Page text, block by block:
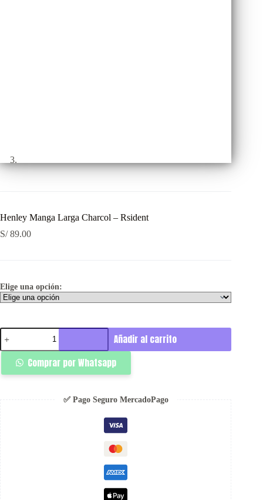
Henley Manga Larga Charcol – Rsident
S/89.00
Elige una opción:
Henley
Manga
Larga
Charcol
-
Añadir al carrito
Comprar por Whatsapp
✅ Pago Seguro MercadoPago